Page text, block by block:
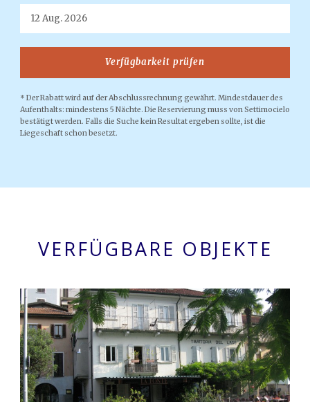
* Der Rabatt wird auf der Abschlussrechnung gewährt. Mindestdauer des
Aufenthalts: mindestens 5 Nächte. Die Reservierung muss von Settimocielo
bestätigt werden. Falls die Suche kein Resultat ergeben sollte, ist die
Liegeschaft schon besetzt.
VERFÜGBARE OBJEKTE